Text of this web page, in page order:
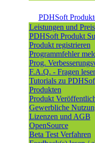
PDHSoft
Leistungen und
PDHSoft Produkt
Produkt registrieren
Programmfehler
Prog.
F.A.Q. - Fragen
Tutorials zu
Produkten
Produkt
Gewerbliche
Lizenzen und AGB
OpenSource
Beta Test Verfahren